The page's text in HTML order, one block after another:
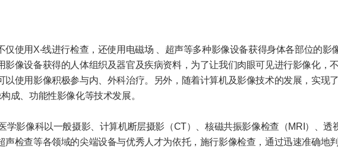
仅使用X-线进行检查，还使用电磁场 、超声等多种影像设备获得身体各部位的影
影像设备获得的人体组织及器官及疾病资料，为了让我们肉眼可见进行影像化，
以使用影像积极参与内、外科治疗。另外，随着计算机及影像技术的发展，实现
成、功能性影像化等技术发展。
学影像科以一般摄影、计算机断层摄影（CT）、核磁共振影像检查（MRI）、透
声检查等各领域的尖端设备与优秀人才为依托，施行影像检查，通过迅速准确地